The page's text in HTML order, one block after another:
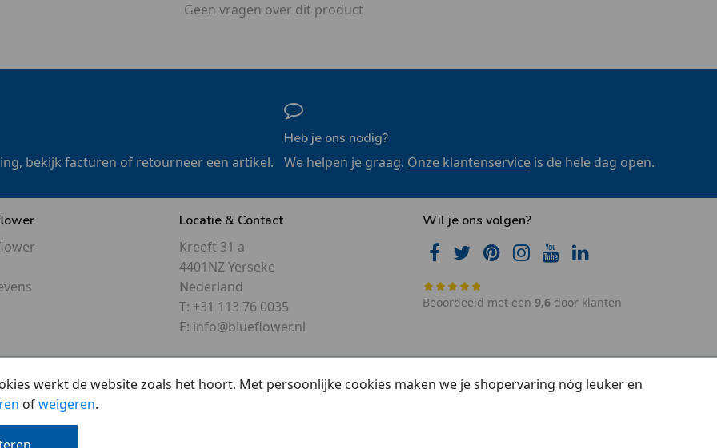
Geen vragen over dit product
bekijk facturen of retourneer een artikel.
Heb je ons nodig?
We helpen je graag. Onze klantenservice is de hele dag open.
Locatie & Contact
Kreeft 31 a
4401NZ Yerseke
Nederland
T: +31 113 76 0035
E: info@blueflower.nl
Wil je ons volgen?
Beoordeeld met een 9,6door klanten
werkt de website zoals het hoort. Met persoonlijke cookies maken we je shopervaring nóg leuker en
ofweigeren.